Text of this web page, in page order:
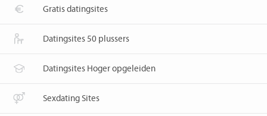
Gratis datingsites
Datingsites 50 plussers
Datingsites Hoger opgeleiden
Sexdating Sites